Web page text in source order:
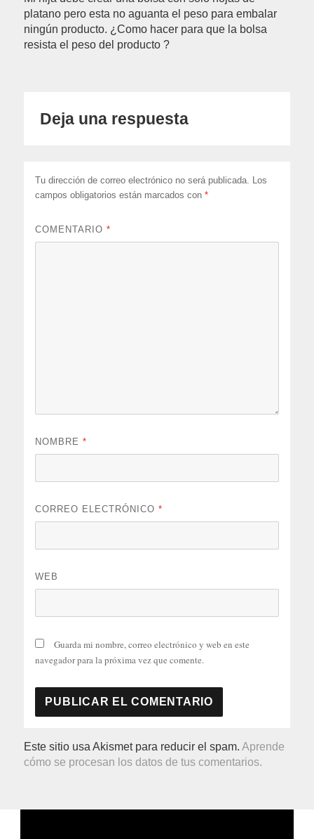
platano pero esta no aguanta el peso para embalar
ningún producto. ¿Como hacer para que la bolsa
resista el peso del producto ?
Deja una respuesta
Tu dirección de correo electrónico no será publicada.
Los
campos obligatorios están marcados con*
COMENTARIO*
NOMBRE*
CORREO ELECTRÓNICO*
WEB
Guarda mi nombre, correo electrónico y web en este
navegador para la próxima vez que comente.
Este sitio usa Akismet para reducir el spam.Aprende
cómo se procesan los datos de tus comentarios.